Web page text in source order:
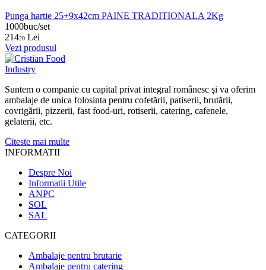
Punga hartie 25+9x42cm PAINE TRADITIONALA 2Kg
1000buc/set
21420 Lei
Vezi produsul
Suntem o companie cu capital privat integral românesc şi va oferim
ambalaje de unica folosinta pentru cofetării, patiserii, brutării,
covrigării, pizzerii, fast food-uri, rotiserii, catering, cafenele,
gelaterii, etc.
Citeste mai multe
INFORMATII
Despre Noi
Informatii Utile
ANPC
SOL
SAL
CATEGORII
Ambalaje pentru brutarie
Ambalaje pentru catering